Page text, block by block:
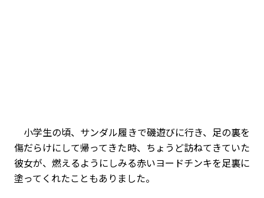
小学生の頃、サンダル履きで磯遊びに行き、足の裏を
傷だらけにして帰ってきた時、ちょうど訪ねてきていた
彼女が、燃えるようにしみる赤いヨードチンキを足裏に
塗ってくれたこともありました。